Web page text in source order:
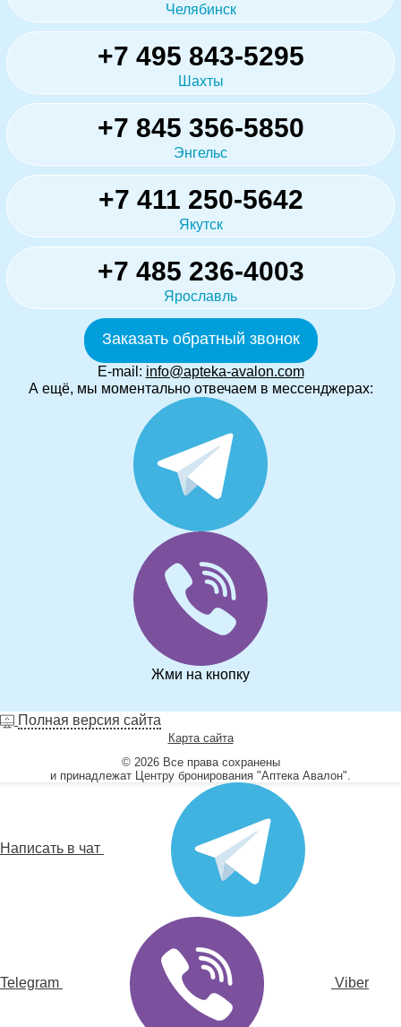
Челябинск
+7 495 843-5295
Шахты
+7 845 356-5850
Энгельс
+7 411 250-5642
Якутск
+7 485 236-4003
Ярославль
Заказать обратный звонок
E-mail: info@apteka-avalon.com
А ещё, мы моментально отвечаем в мессенджерах:
Жми на кнопку
Полная версия сайта
Карта сайта
© 2026 Все права сохранены
и принадлежат Центру бронирования "Аптека Авалон".
Написать в чат
Telegram Viber